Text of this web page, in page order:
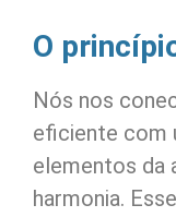
O
Nós nos
eficiente com
elementos da
harmonia.